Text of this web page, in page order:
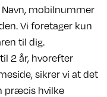
mobilnummer
Vi foretager kun
til dig.
2 år, hvorefter
sikrer vi at det
præcis hvilke